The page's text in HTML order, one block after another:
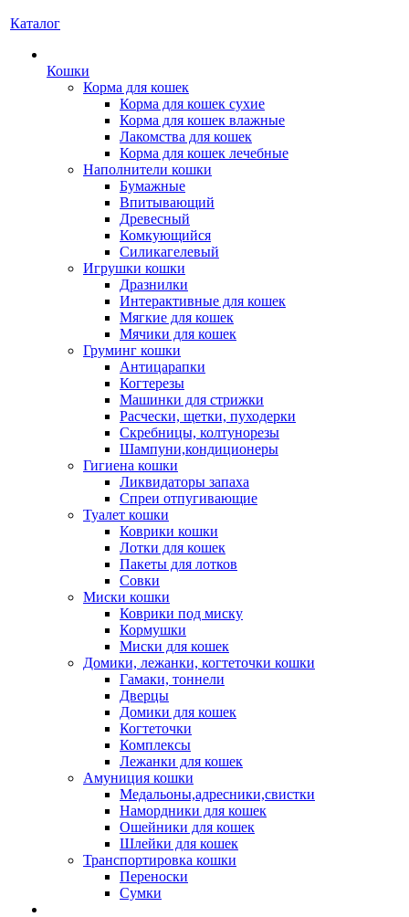
Каталог
Кошки
Корма для кошек
Корма для кошек сухие
Корма для кошек влажные
Лакомства для кошек
Корма для кошек лечебные
Наполнители кошки
Бумажные
Впитывающий
Древесный
Комкующийся
Силикагелевый
Игрушки кошки
Дразнилки
Интерактивные для кошек
Мягкие для кошек
Мячики для кошек
Груминг кошки
Антицарапки
Когтерезы
Машинки для стрижки
Расчески, щетки, пуходерки
Скребницы, колтунорезы
Шампуни,кондиционеры
Гигиена кошки
Ликвидаторы запаха
Спреи отпугивающие
Туалет кошки
Коврики кошки
Лотки для кошек
Пакеты для лотков
Совки
Миски кошки
Коврики под миску
Кормушки
Миски для кошек
Домики, лежанки, когтеточки кошки
Гамаки, тоннели
Дверцы
Домики для кошек
Когтеточки
Комплексы
Лежанки для кошек
Амуниция кошки
Медальоны,адресники,свистки
Намордники для кошек
Ошейники для кошек
Шлейки для кошек
Транспортировка кошки
Переноски
Сумки